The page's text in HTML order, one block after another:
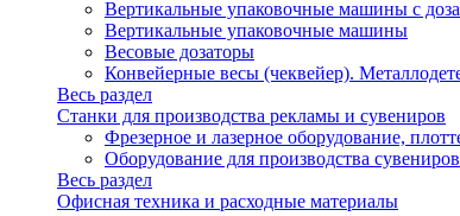
Вертикальные упаковочные машины с
Вертикальные упаковочные машины
Весовые дозаторы
Конвейерные весы (чеквейер).
Весь раздел
Станки для производства рекламы и сувениров
Фрезерное и лазерное оборудование,
Оборудование для производства сувениров
Весь раздел
Офисная техника и расходные материалы